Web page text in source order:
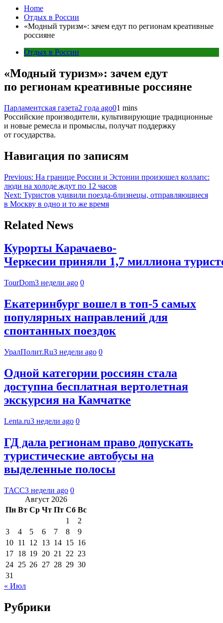
Home
Отдых в России
«Модный туризм»: зачем едут по регионам креативные
россияне
Отдых в России
«Модный туризм»: зачем едут
по регионам креативные россияне
Парламентская газета2 года ago01 mins
Российские производители, культивирующие традиционные
и новые ремесла и промыслы, получат поддержку
от государства.
Навигация по записям
Previous: На границе России и Эстонии произошел коллапс:
люди на холоде ждут по 12 часов
Next: Туристов удивили поезда-близнецы, отправляющиеся
в Москву в одно и то же время
Related News
Курорты Карачаево-
Черкесии приняли 1,7 миллиона
TourDom3 недели ago 0
Екатеринбург вошел в топ-5 самых
популярных направлений для
спонтанных поездок
УралПолит.Ru3 недели ago 0
Одной категории россиян стала
доступна бесплатная вертолетная
экскурсия на Камчатке
Lenta.ru3 недели ago 0
ГД дала регионам право допускать
туристические автобусы на
выделенные полосы
ТАСС3 недели ago 0
Август 2026
Пн Вт Ср Чт Пт Сб Вс
1
2
3
4 5 6 7 8
9
10 11 12 13 14 15 16
17 18 19 20 21 22 23
24 25 26 27 28 29 30
31
« Июл
Рубрики